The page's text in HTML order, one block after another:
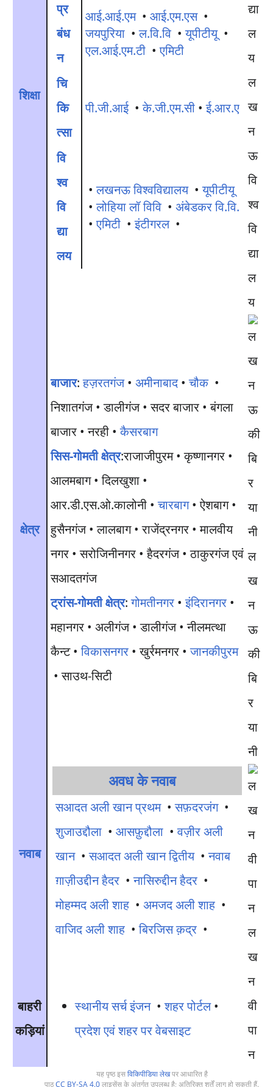
ल
ख
न
ऊ
वि
श्व
वि
द्या
ल
य
ल
ख
न
ऊ
की
बि
र
या
नी
ल
ख
न
वी
पा
न
शिक्षा
प्र
बंध
न
आई.आई.एम• आई.एम.एस•
जयपुरिया •ल.वि.वि •यूपीटीयू•
एल.आई.एम.टी •एमिटी
चि
कि
त्सा
पी.जी.आई•के.जी.एम.सी •ई.आर.ए
वि
श्व
वि
द्या
लय
•लखनऊ विश्वविद्यालय•यूपीटीयू
•लोहिया लॉ विवि • अंबेडकर वि.वि.
•एमिटी •इंटीगरल•
क्षेत्र
बाजार:हज़रतगंज• अमीनाबाद•चौक•
निशातगंज • डालीगंज • सदर बाजार • बंगला
बाजार • नरही •कैसरबाग
सिस-गोमती क्षेत्र:राजाजीपुरम • कृष्णानगर •
आलमबाग • दिलखुशा •
आर.डी.एस.ओ.कालोनी •चारबाग• ऐशबाग •
हुसैनगंज • लालबाग • राजेंद्रनगर • मालवीय
नगर • सरोजिनीनगर • हैदरगंज • ठाकुरगंज एवं
सआदतगंज
ट्रांस-गोमती क्षेत्र:गोमतीनगर •इंदिरानगर •
महानगर • अलीगंज • डालीगंज • नीलमत्था
कैन्ट •विकासनगर • खुर्रमनगर •जानकीपुरम
• साउथ-सिटी
नवाब
अवध के नवाब
सआदत अली खान प्रथम•सफ़दरजंग•
शुजाउद्दौला • आसफ़ुद्दौला •वज़ीर अली
खान•सआदत अली खान द्वितीय•नवाब
ग़ाज़ीउद्दीन हैदर •नासिरुद्दीन हैदर •
मोहम्मद अली शाह • अमजद अली शाह •
वाजिद अली शाह •बिरजिस क़द्र •
बाहरी
कड़ियां
स्थानीय सर्च इंजन•शहर पोर्टल•
प्रदेश एवं शहर पर वेबसाइट
यह पृष्ठ इसविकिपीडिया लेखपर आधारित है
पाठCC BY-SA 4.0लाइसेंस के अंतर्गत उपलब्ध है; अतिरिक्त शर्तें लागू हो सकती हैं.